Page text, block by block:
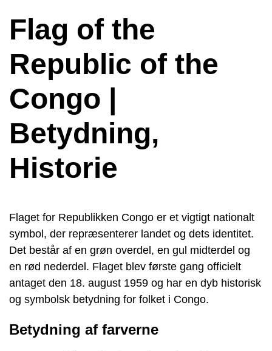
Flag of the
Republic of the
Congo |
Betydning,
Historie
Flaget for Republikken Congo er et vigtigt nationalt
symbol, der repræsenterer landet og dets identitet.
Det består af en grøn overdel, en gul midterdel og
en rød nederdel. Flaget blev første gang officielt
antaget den 18. august 1959 og har en dyb historisk
og symbolsk betydning for folket i Congo.
Betydning af farverne